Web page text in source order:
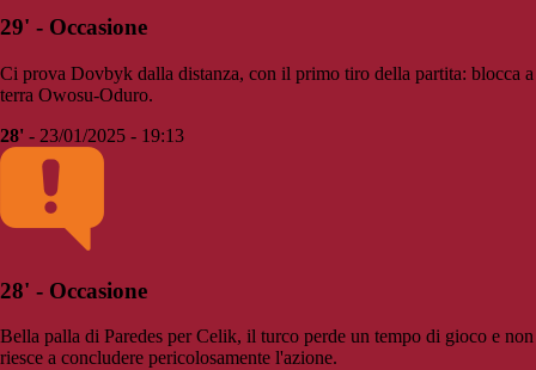
29' - Occasione
Ci prova Dovbyk dalla distanza, con il primo tiro della partita: blocca a
terra Owosu-Oduro.
28' - 23/01/2025 - 19:13
28' - Occasione
Bella palla di Paredes per Celik, il turco perde un tempo di gioco e non
riesce a concludere pericolosamente l'azione.